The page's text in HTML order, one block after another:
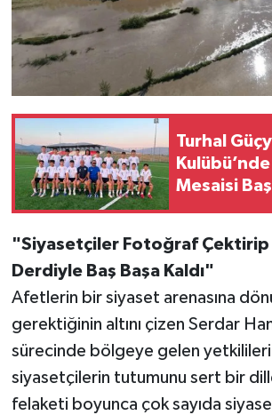
Turhal
Mesaisi
"Siyasetçiler Fotoğraf
Derdiyle Baş Başa Kaldı"
Afetlerin bir siyaset arenasına
gerektiğinin altını çizen Serdar
sürecinde bölgeye gelen
siyasetçilerin tutumunu sert bir
felaketi boyunca çok sayıda